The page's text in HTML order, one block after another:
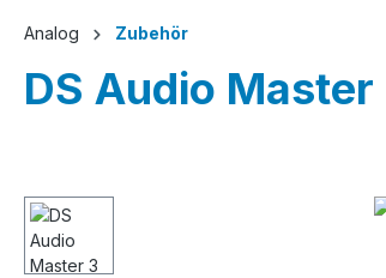
Analog Zubehör
DS Audio
Bildergalerie überspringen